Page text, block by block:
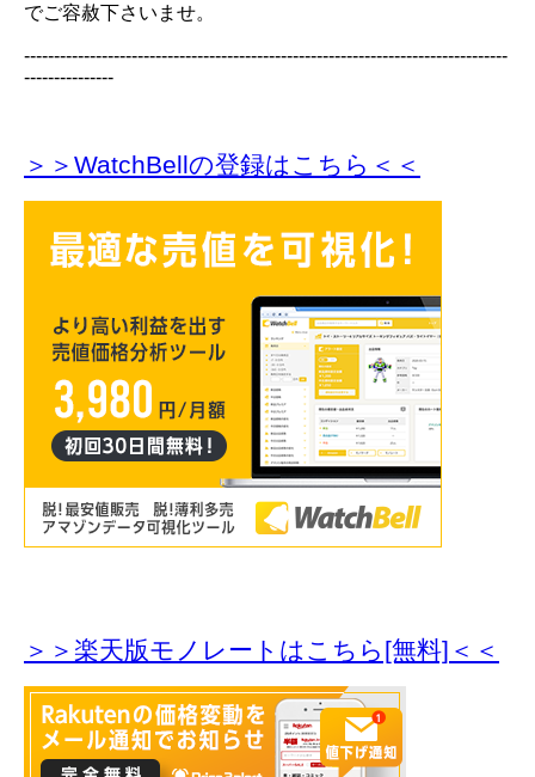
でご容赦下さいませ。
---------------------------------------------------------------------------------
---------------
＞＞WatchBellの登録はこちら＜＜
＞＞楽天版モノレートはこちら[無料]＜＜